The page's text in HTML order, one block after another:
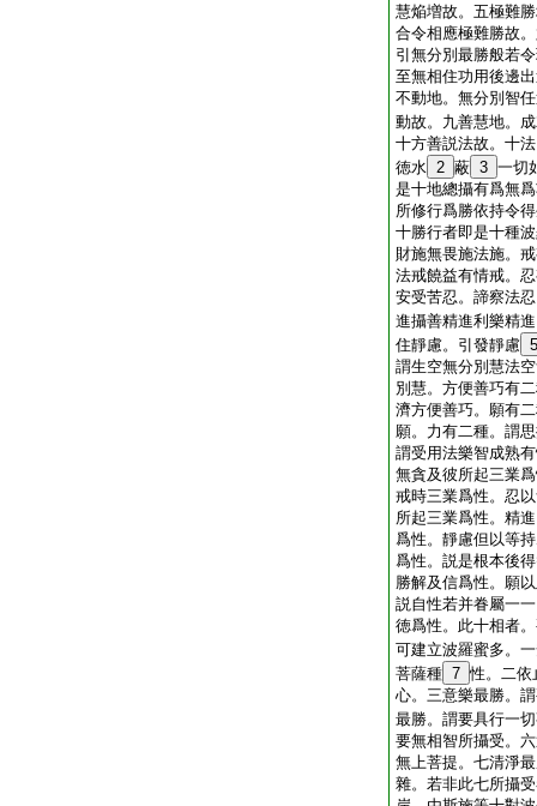
慧焔増故。五極難
合令相應極難勝故
引無分別最勝般若
至無相住功用後邊
不動地。無分別智
動故。九善慧地。
十方善説法故。十
徳水 2 蔽 3 一切
是十地總攝有爲無
所修行爲勝依持令
十勝行者即是十種
財施無畏施法施。
法戒饒益有情戒。
安受苦忍。諦察法
進攝善精進利樂精
住靜慮。引發靜慮 5
謂生空無分別慧法
別慧。方便善巧有
濟方便善巧。願有
願。力有二種。謂
謂受用法樂智成熟
無貪及彼所起三業
戒時三業爲性。忍
所起三業爲性。精
爲性。靜慮但以等
爲性。説是根本後
勝解及信爲性。願
説自性若并眷屬一
徳爲性。此十相者
可建立波羅蜜多。
菩薩種 7 性。二依
心。三意樂最勝。
最勝。謂要具行一
要無相智所攝受。
無上菩提。七清淨
雜。若非此七所攝